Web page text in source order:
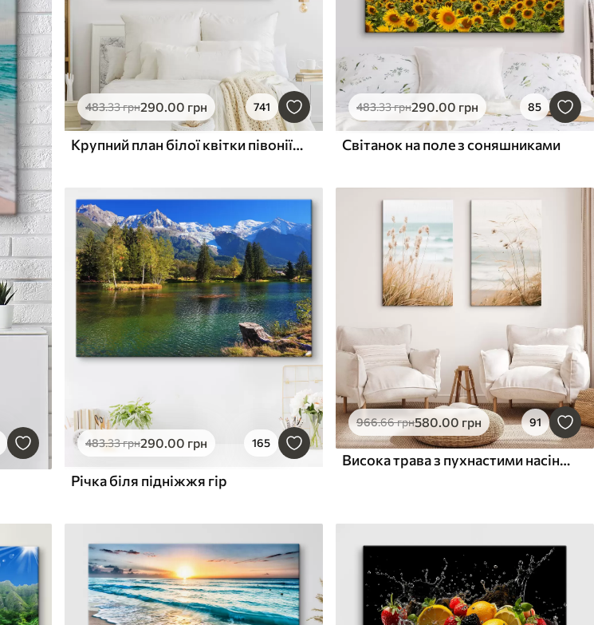
483.33грн290.00 грн 741
Крупний план білої квітки півонії з крапельками води на пелюстках на розмитому фоні
483.33грн290.00 грн 85
Світанок на поле з соняшниками
483.33грн290 .00 грн 165
Річка біля підніжжя гір
966.66грн580.00 грн 91
Висока трава з пухнастими насінням, піщаний пляж і океанські хвилі на задньому плані, м'яка і приглушена кольорова гама